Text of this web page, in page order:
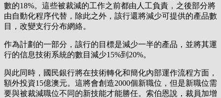
數的18%。這些被裁減的工作之前都由人工負責，之後部分將
由自動化程序代替，除此之外，該行還將減少可提供的產品數
目，改變支行分布網絡。
作為計劃的一部分，該行的目標是減少一半的產品，並將其運
行的信息技術系統的數目減少15%到20%。
與此同時，國民銀行將在技術轉化和簡化內部運作流程方面，
額外投資15億澳元。這將會創造2000個新職位，但是新職位需
要與被裁減職位不同的新技能才能勝任。索伯恩說，裁員加增